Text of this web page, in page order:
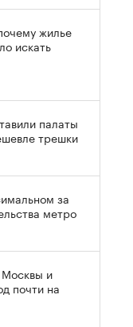
жилье
искать
палаты
трешки
за
метро
и
почти на